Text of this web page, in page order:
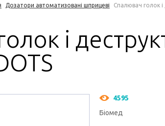
Дозатори автоматизовані шприцеві Спалювач голок і
і
4595
Біомед